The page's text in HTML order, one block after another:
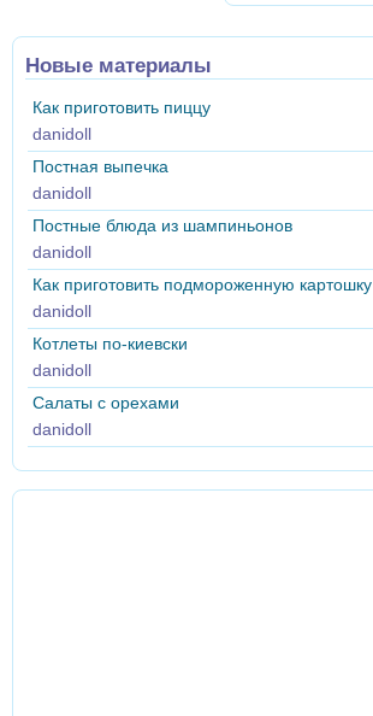
Новые материалы
Как приготовить пиццу
danidoll
Постная выпечка
danidoll
Постные блюда из шампиньонов
danidoll
Как приготовить подмороженную картошку
danidoll
Котлеты по-киевски
danidoll
Салаты с орехами
danidoll